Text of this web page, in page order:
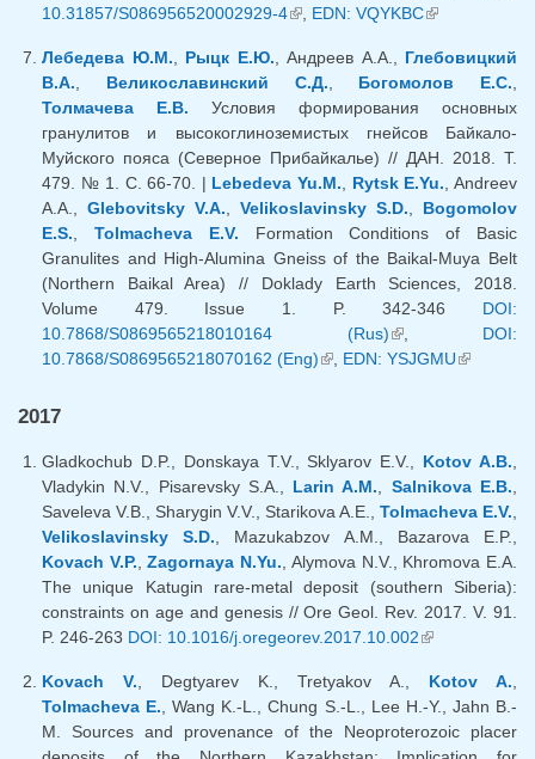
10.31857/S086956520002929-4(внешняя ссылка)
, EDN: VQYKBC(внешняя
Лебедева Ю.М., Рыцк Е.Ю., Андреев А.А., Глебовицкий
В.А., Великославинский С.Д., Богомолов Е.С.,
Толмачева Е.В. Условия формирования основных
гранулитов и высокоглиноземистых гнейсов Байкало-
Муйского пояса (Северное Прибайкалье) // ДАН. 2018. Т.
479. № 1. С. 66-70. | Lebedeva Yu.M., Rytsk E.Yu., Andreev
A.A., Glebovitsky V.A., Velikoslavinsky S.D., Bogomolov
E.S., Tolmacheva E.V. Formation Conditions of Basic
Granulites and High-Alumina Gneiss of the Baikal-Muya Belt
(Northern Baikal Area) // Doklady Earth Sciences, 2018.
Volume 479. Issue 1. P. 342-346 DOI:
10.7868/S0869565218010164 (Rus)(внешняя
ссылка)
, DOI:
10.7868/S0869565218070162 (Eng)(внешняя ссылка)
, EDN: YSJGMU(внешняя
2017
Gladkochub D.P., Donskaya T.V., Sklyarov E.V., Kotov A.B.
Vladykin N.V., Pisarevsky S.A., Larin A.M. Salnikova E.B.
Saveleva V.B., Sharygin V.V., Starikova A.E., Tolmacheva E.V.
Velikoslavinsky S.D. , Mazukabzov A.M., Bazarova E.P.,
Kovach V.P. ,Zagornaya N.Yu. , Alymova N.V., Khromova E.A.
The unique Katugin rare-metal deposit (southern Siberia):
constraints on age and genesis // Ore Geol. Rev. 2017. V. 91.
P. 246-263 DOI: 10.1016/j.oregeorev.2017.10.002(внешняя
Kovach V. , Degtyarev K., Tretyakov A., Kotov A.
Tolmacheva E. , Wang K.-L., Chung S.-L., Lee H.-Y., Jahn B.-
M. Sources and provenance of the Neoproterozoic placer